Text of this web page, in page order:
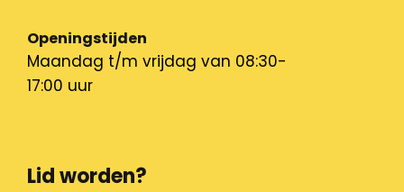
Openingstijden
Maandag t/m vrijdag van 08:30-
17:00 uur
Lid worden?